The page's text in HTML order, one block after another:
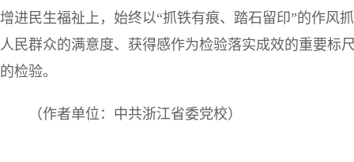
增进民生福祉上，始终以“抓铁有痕、踏石留印”的作风
人民群众的满意度、获得感作为检验落实成效的重要标
的检验。
（作者单位：中共浙江省委党校）